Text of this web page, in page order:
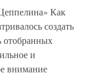
Как
создать
отобранных
и
внимание